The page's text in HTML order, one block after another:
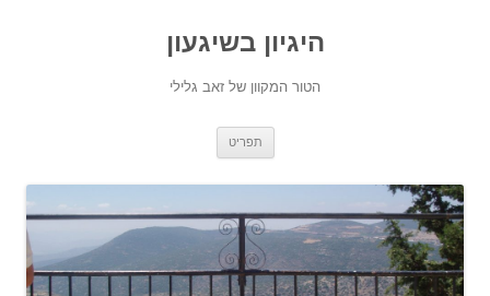
היגיון בשיגעון
הטור המקוון של זאב גלילי
תפריט